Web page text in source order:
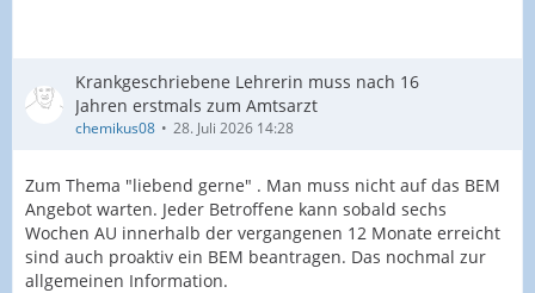
Krankgeschriebene Lehrerin muss nach 16
Jahren erstmals zum Amtsarzt
chemikus08 28. Juli 2026 14:28
Zum Thema "liebend gerne" . Man muss nicht auf das BEM
Angebot warten. Jeder Betroffene kann sobald sechs
Wochen AU innerhalb der vergangenen 12 Monate erreicht
sind auch proaktiv ein BEM beantragen. Das nochmal zur
allgemeinen Information.